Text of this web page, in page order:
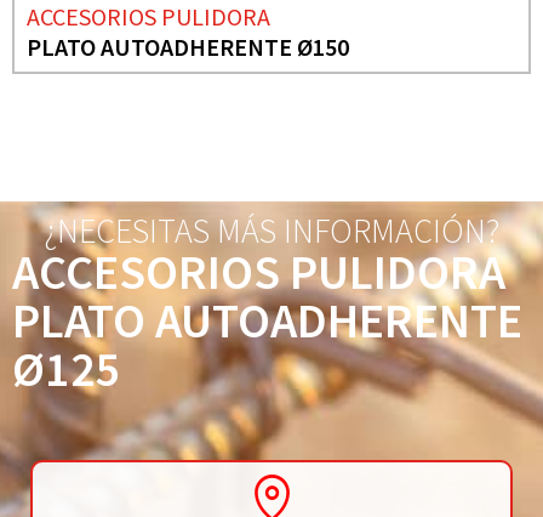
ACCESORIOS PULIDORA
PLATO AUTOADHERENTE Ø150
¿NECESITAS MÁS INFORMACIÓN?
ACCESORIOS PULIDORA
PLATO AUTOADHERENTE
Ø125